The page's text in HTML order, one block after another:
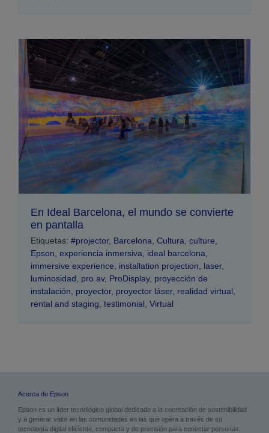
En Ideal Barcelona, el mundo se convierte
en pantalla
Etiquetas: #projector, Barcelona, Cultura, culture,
Epson, experiencia inmersiva, ideal barcelona,
immersive experience, installation projection, laser,
luminosidad, pro av, ProDisplay, proyección de
instalación, proyector, proyector láser, realidad virtual,
rental and staging, testimonial, Virtual
Acerca de Epson
Epson es un líder tecnológico global dedicado a la cocreación de sostenibilidad
y a generar valor en las comunidades en las que opera a través de su
tecnología digital eficiente, compacta y de precisión para conectar personas,